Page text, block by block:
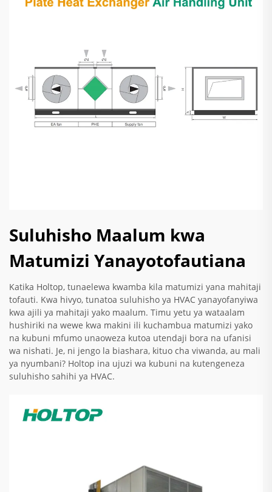
Suluhisho Maalum kwa
Matumizi Yanayotofautiana
Katika Holtop, tunaelewa kwamba kila matumizi yana mahitaji
tofauti. Kwa hivyo, tunatoa suluhisho ya HVAC yanayofanyiwa
kwa ajili ya mahitaji yako maalum. Timu yetu ya wataalam
hushiriki na wewe kwa makini ili kuchambua matumizi yako
na kubuni mfumo unaoweza kutoa utendaji bora na ufanisi
wa nishati. Je, ni jengo la biashara, kituo cha viwanda, au mali
ya nyumbani? Holtop ina ujuzi wa kubuni na kutengeneza
suluhisho sahihi ya HVAC.